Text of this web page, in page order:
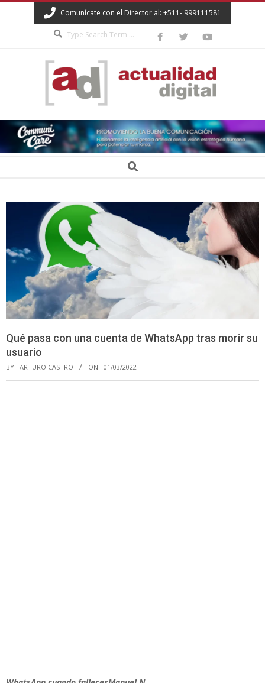
to
Comunícate con el Director al: +511- 999111581
ACTUALIDAD
DIGITAL Search
Qué pasa con una cuenta de WhatsApp tras morir su
usuario
BY: ARTURO CASTRO ON: 01/03/2022